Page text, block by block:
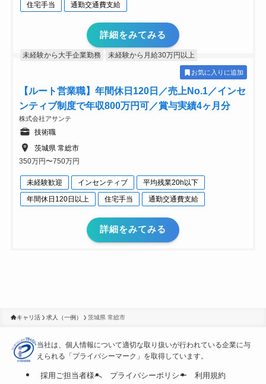
住宅手当
通勤交通費支給
詳細をみてみる
未経験から大手企業勤務 未経験から月給30万円以上
お気に入りに追加
【ルート営業職】年間休日120日／売上No.1／インセ
ンティブ制度で年収800万円可／賞与実績4ヶ月分
株式会社アサンテ
技術職
茨城県 常総市
350万円〜750万円
未経験歓迎 インセンティブ
平均残業20h以下
年間休日120日以上
住宅手当 通勤交通費支給
詳細をみてみる
キャリ活 求人（一例） 茨城県 常総市
当社は、個人情報について適切な取り扱いが行われている企業に与
えられる「プライバシーマーク」を取得しています。
採用ご担当者様へ プライバシーポリシー 利用規約